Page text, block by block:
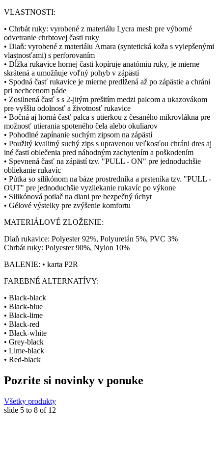
VLASTNOSTI:
• Chrbát ruky: vyrobené z materiálu Lycra mesh pre výborné
odvetranie chrbtovej časti ruky
• Dlaň: vyrobené z materiálu Amara (syntetická koža s vylepšenými
vlastnosťami) s perforovaním
• Dĺžka rukavice hornej časti kopíruje anatómiu ruky, je mierne
skrátená a umožňuje voľný pohyb v zápästí
• Spodná časť rukavice je mierne predĺžená až po zápästie a chráni
pri nechcenom páde
• Zosilnená časť s s 2-jitým prešitím medzi palcom a ukazovákom
pre vyššiu odolnosť a životnosť rukavice
• Bočná aj horná časť palca s utierkou z česaného mikrovlákna pre
možnosť utierania spoteného čela alebo okuliarov
• Pohodlné zapínanie suchým zipsom na zápästí
• Použitý kvalitný suchý zips s upravenou veľkosťou chráni dres aj
iné časti oblečenia pred náhodným zachytením a poškodením
• Spevnená časť na zápästí tzv. "PULL - ON" pre jednoduchšie
obliekanie rukavíc
• Pútka so silikónom na báze prostredníka a prsteníka tzv. "PULL -
OUT" pre jednoduchšie vyzliekanie rukavíc po výkone
• Silikónová potlač na dlani pre bezpečný úchyt
• Gélové výstelky pre zvýšenie komfortu
MATERIÁLOVÉ ZLOŽENIE:
Dlaň rukavice: Polyester 92%, Polyuretán 5%, PVC 3%
Chrbát ruky: Polyester 90%, Nylon 10%
BALENIE: • karta P2R
FAREBNÉ ALTERNATÍVY:
• Black-black
• Black-blue
• Black-lime
• Black-red
• Black-white
• Grey-black
• Lime-black
• Red-black
Pozrite si novinky v ponuke
Všetky produkty
slide 5 to 8 of 12